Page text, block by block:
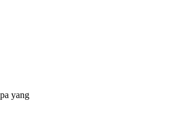
yang